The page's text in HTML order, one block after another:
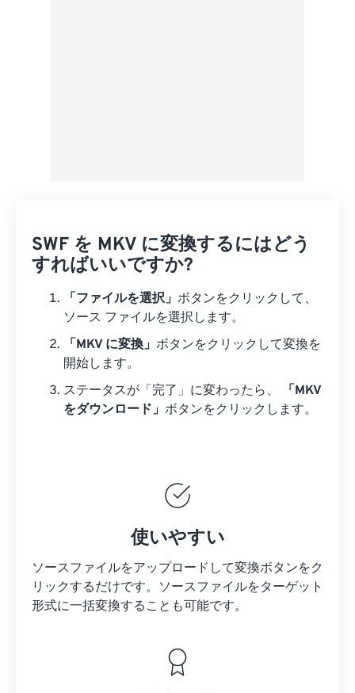
SWF を MKV に変換するにはどう
すればいいですか?
「ファイルを選択」 ボタンをクリックして、
ソース ファイルを選択します。
「MKV に変換」 ボタンをクリックして変換を
開始します。
ステータスが「完了」に変わったら、
「MKV
をダウンロード」 ボタンをクリックします。
使いやすい
ソースファイルをアップロードして変換ボタンをク
リックするだけです。 ソースファイルをターゲット
形式に一括変換することも可能です。